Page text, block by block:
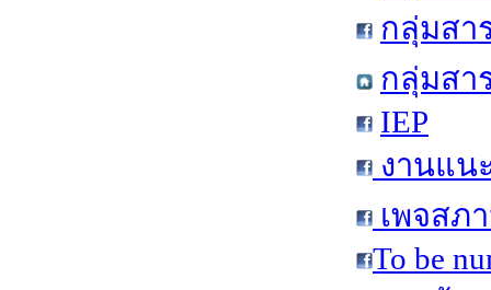
กลุ่มสา
กลุ่มสา
IEP
งานแน
เพจสภ
To be